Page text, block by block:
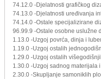
74.12.0 -Djelatnosti grafičkog
74.13.0 -Djelatnosti uređivanja
74.14.0 -Ostale specijalizirane
96.99.9 -Ostale osobne uslužne
1.13.0 -Uzgoj povrća, dinja i
1.19.0 -Uzgoj ostalih
1.29.0 -Uzgoj ostalih
1.30.0 -Uzgoj sadnog materijala
2.30.0 -Skupljanje samoniklih